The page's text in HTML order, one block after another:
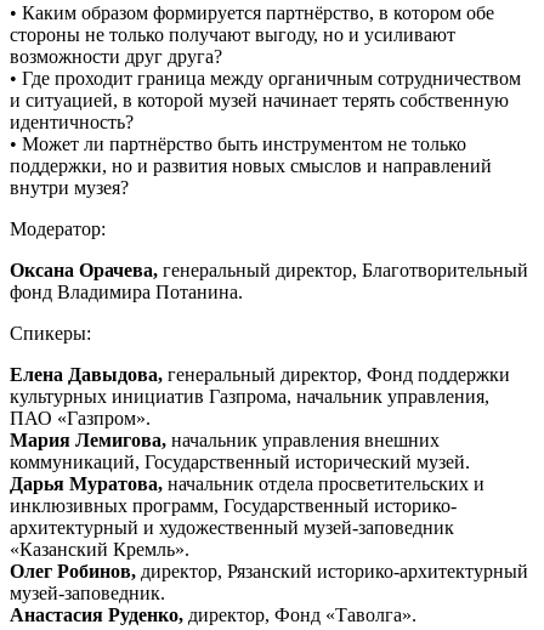
• Каким образом формируется партнёрство, в котором обе
стороны не только получают выгоду, но и усиливают
возможности друг друга?
• Где проходит граница между органичным сотрудничеством
и ситуацией, в которой музей начинает терять собственную
идентичность?
• Может ли партнёрство быть инструментом не только
поддержки, но и развития новых смыслов и направлений
внутри музея?
Модератор:
Оксана Орачева, генеральный директор, Благотворительный
фонд Владимира Потанина.
Спикеры:
Елена Давыдова, генеральный директор, Фонд поддержки
культурных инициатив Газпрома, начальник управления,
ПАО «Газпром».
Мария Лемигова, начальник управления внешних
коммуникаций, Государственный исторический музей.
Дарья Муратова, начальник отдела просветительских и
инклюзивных программ, Государственный историко-
архитектурный и художественный музей-заповедник
«Казанский Кремль».
Олег Робинов, директор, Рязанский историко-архитектурный
музей-заповедник.
Анастасия Руденко, директор, Фонд «Таволга».